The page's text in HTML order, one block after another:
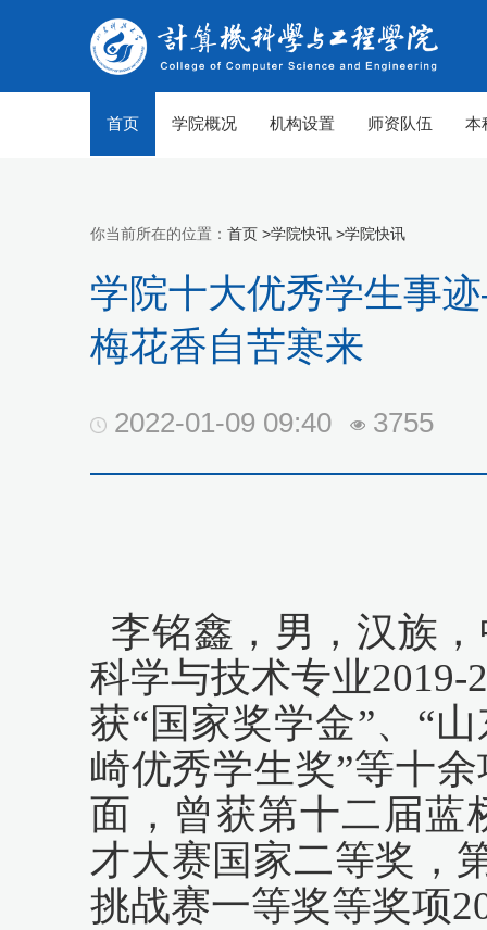
首页 学院概况 机构设置 师资队伍 本
你当前所在的位置： 首页 >学院快讯 >学院快讯
学院十大优秀学生事
梅花香自苦寒来
2022-01-09 09:40 3755
李铭鑫，男，汉族
科学与技术专业2019-
获“国家奖学金”、“
崎优秀学生奖”等十
面，曾获第十二届蓝
才大赛国家二等奖，
挑战赛一等奖等奖项2